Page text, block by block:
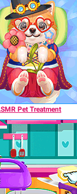
Pet Treatment